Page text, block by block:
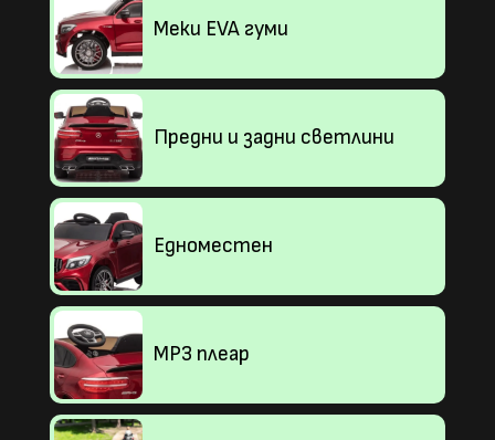
Меки EVA гуми
Предни и задни светлини
Едноместен
MP3 плеар